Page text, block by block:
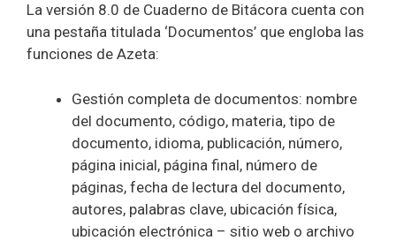
La versión 8.0 de Cuaderno de Bitácora cuenta con
una pestaña titulada ‘Documentos’ que engloba las
funciones de Azeta:
Gestión completa de documentos: nombre
del documento, código, materia, tipo de
documento, idioma, publicación, número,
página inicial, página final, número de
páginas, fecha de lectura del documento,
autores, palabras clave, ubicación física,
ubicación electrónica – sitio web o archivo